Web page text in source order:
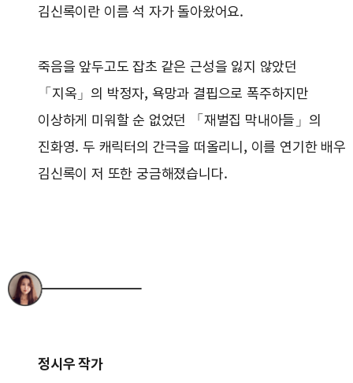
김신록이란 이름 석 자가 돌아왔어요.
죽음을 앞두고도 잡초 같은 근성을 잃지 않았던
「지옥」의 박정자, 욕망과 결핍으로 폭주하지만
이상하게 미워할 순 없었던 「재벌집 막내아들」의
진화영. 두 캐릭터의 간극을 떠올리니, 이를 연기한 배우
김신록이 저 또한 궁금해졌습니다.
정시우 작가